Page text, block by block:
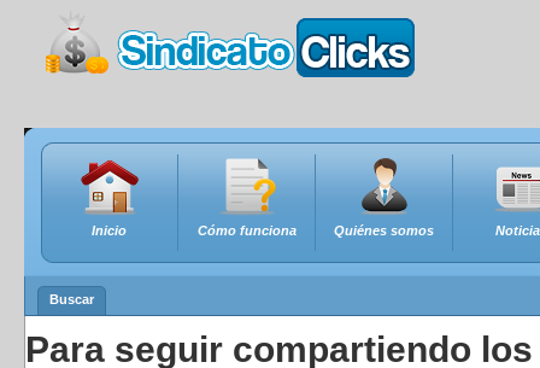
Inicio Cómo funciona Quiénes somos
Buscar
Para seguir compartiendo